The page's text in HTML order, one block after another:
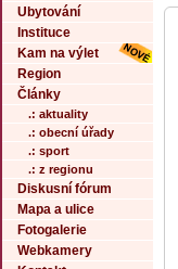
Ubytování
Instituce
Kam na výlet
Region
Články
.: aktuality
.: obecní úřady
.: sport
.: z regionu
Diskusní fórum
Mapa a ulice
Fotogalerie
Webkamery